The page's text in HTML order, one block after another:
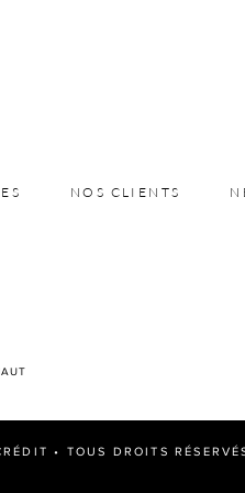
NOS CLIENTS
• TOUS DROITS